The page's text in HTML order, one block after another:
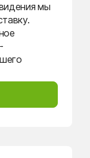
мы